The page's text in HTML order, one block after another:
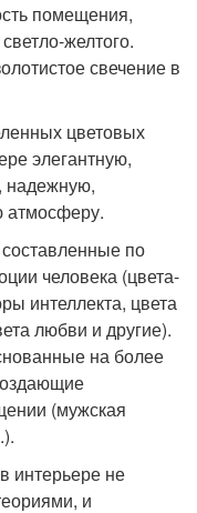
помещения,
желтого.
свечение в
цветовых
элегантную,
надежную,
атмосферу.
по
человека (цвета-
интеллекта, цвета
любви и другие).
на более
(мужская
интерьере не
и